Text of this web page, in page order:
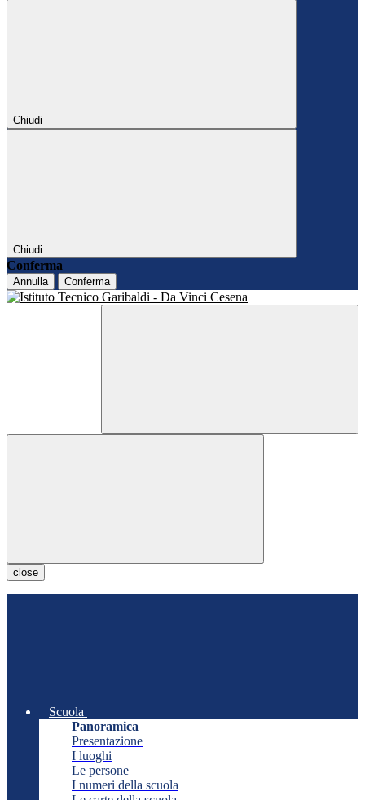
Chiudi
Chiudi
Conferma
Annulla Conferma
close
Scuola
Panoramica
Presentazione
I luoghi
Le persone
I numeri della scuola